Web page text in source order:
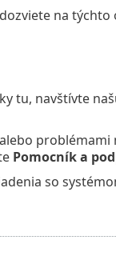
na týchto
tu, navštívte
problémami
Pomocník a
so